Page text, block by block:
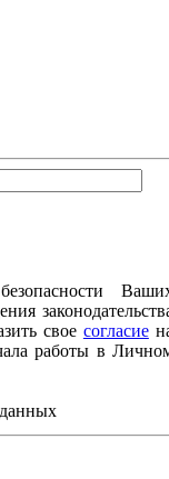
свое согласие
работы в